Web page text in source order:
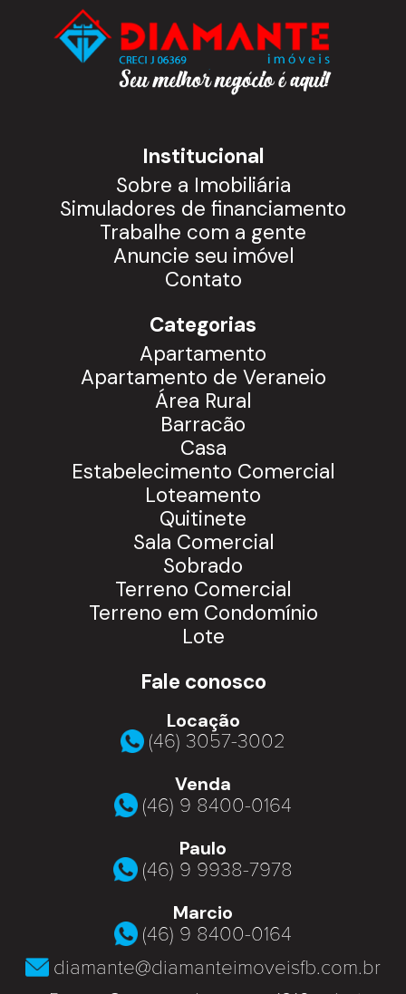
Institucional
Sobre a Imobiliária
Simuladores de financiamento
Trabalhe com a gente
Anuncie seu imóvel
Contato
Categorias
Apartamento
Apartamento de Veraneio
Área Rural
Barracão
Casa
Estabelecimento Comercial
Loteamento
Quitinete
Sala Comercial
Sobrado
Terreno Comercial
Terreno em Condomínio
Lote
Fale conosco
Locação
(46) 3057-3002
Venda
(46) 9 8400-0164
Paulo
(46) 9 9938-7978
Marcio
(46) 9 8400-0164
diamante@diamanteimoveisfb.com.br